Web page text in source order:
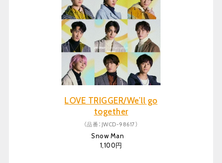
LOVE TRIGGER/We’ll go
together
（品番：JWCD-98617）
Snow Man
1,100円